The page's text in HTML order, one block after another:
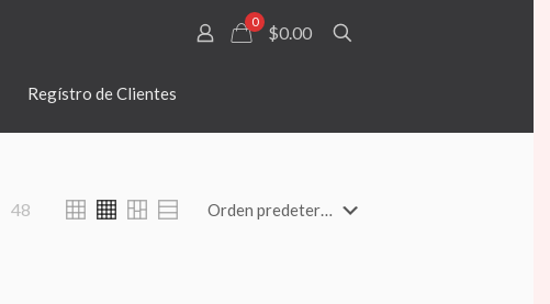
0
$0.00
Regístro de Clientes
48